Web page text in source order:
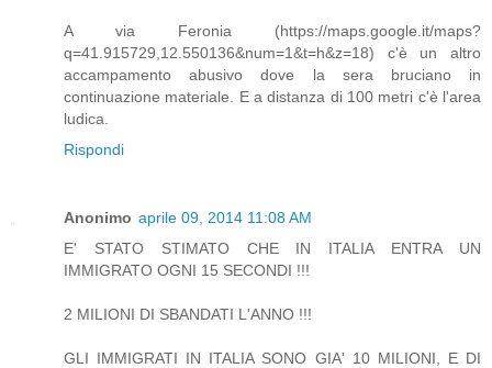
A via Feronia (https://maps.google.it/maps?
q=41.915729,12.550136&num=1&t=h&z=18) c'è un altro
accampamento abusivo dove la sera bruciano in
continuazione materiale. E a distanza di 100 metri c'è l'area
ludica.
Rispondi
Anonimo aprile 09, 2014 11:08 AM
E' STATO STIMATO CHE IN ITALIA ENTRA UN
IMMIGRATO OGNI 15 SECONDI !!!
2 MILIONI DI SBANDATI L'ANNO !!!
GLI IMMIGRATI IN ITALIA SONO GIA' 10 MILIONI, E DI